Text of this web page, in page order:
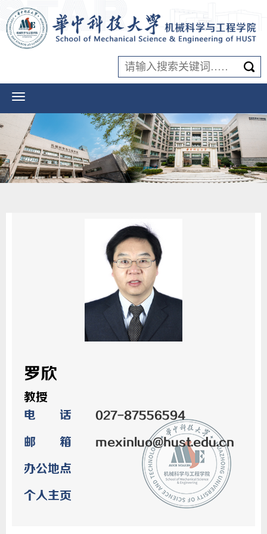
罗欣
教授
电 话
027-87556594
邮 箱 mexinluo@hust.edu.cn
办公地点
个人主页